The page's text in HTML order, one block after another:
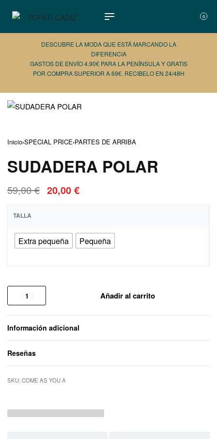
0
DESCUBRE LA MODA QUE ESTÁ MARCANDO LA
DIFERENCIA
GASTOS DE ENVÍO 4.90€ PARA LA PENÍNSULA Y GRATIS
POR COMPRA SUPERIOR A 69€. RECIBELO EN 24/48H
Inicio›SPECIAL PRICE›PARTES DE ARRIBA
SUDADERA POLAR
59,00€ 20,00 €
TALLA
Extra pequeña Pequeña
Añadir al carrito
Información adicional
Reseñas
COME AS YOU A